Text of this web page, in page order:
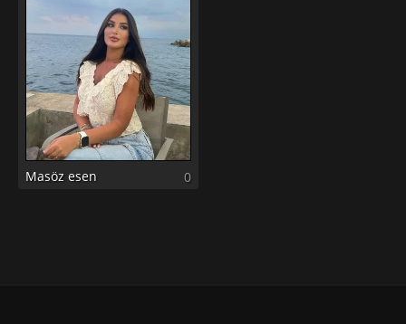
Masöz esen 0